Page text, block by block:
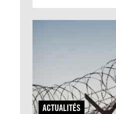
ACTUALITÉS